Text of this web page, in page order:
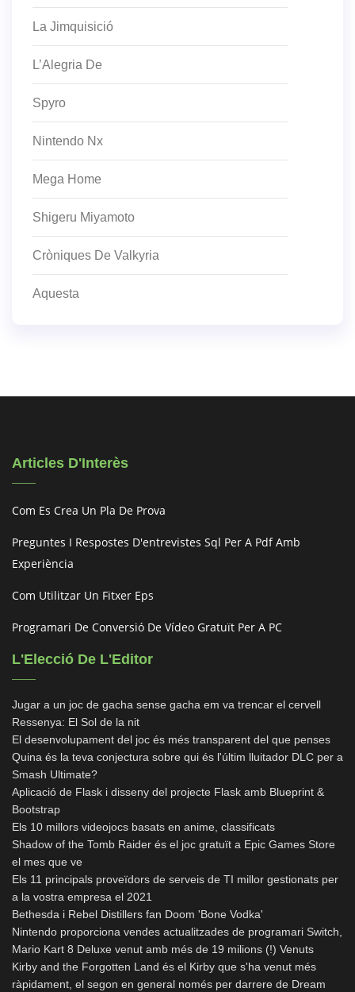
La Jimquisició
L’Alegria De
Spyro
Nintendo Nx
Mega Home
Shigeru Miyamoto
Cròniques De Valkyria
Aquesta
Articles D'Interès
Com Es Crea Un Pla De Prova
Preguntes I Respostes D'entrevistes Sql Per A Pdf Amb
Experiència
Com Utilitzar Un Fitxer Eps
Programari De Conversió De Vídeo Gratuït Per A PC
L'Elecció De L'Editor
Jugar a un joc de gacha sense gacha em va trencar el cervell
Ressenya: El Sol de la nit
El desenvolupament del joc és més transparent del que penses
Quina és la teva conjectura sobre qui és l'últim lluitador DLC per a
Smash Ultimate?
Aplicació de Flask i disseny del projecte Flask amb Blueprint &
Bootstrap
Els 10 millors videojocs basats en anime, classificats
Shadow of the Tomb Raider és el joc gratuït a Epic Games Store
el mes que ve
Els 11 principals proveïdors de serveis de TI millor gestionats per
a la vostra empresa el 2021
Bethesda i Rebel Distillers fan Doom 'Bone Vodka'
Nintendo proporciona vendes actualitzades de programari Switch,
Mario Kart 8 Deluxe venut amb més de 19 milions (!) Venuts
Kirby and the Forgotten Land és el Kirby que s'ha venut més
ràpidament, el segon en general només per darrere de Dream